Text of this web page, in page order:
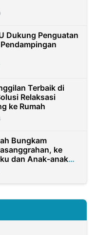
Dukung Penguatan
Terbaik di
Relaksasi
ke Rumah
Bungkam
ke
dan Anak-anak